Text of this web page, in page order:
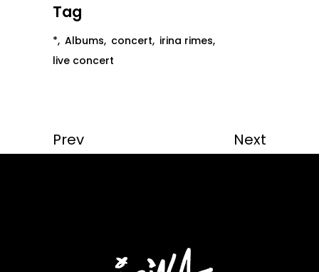
Tag
* Albums concert irina rimes
live concert
Prev Next